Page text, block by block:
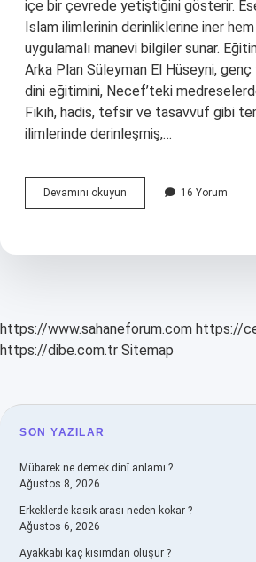
içe bir çevrede yetiştiğini gösterir.
İslam ilimlerinin derinliklerine iner
uygulamalı manevi bilgiler sunar.
Arka Plan Süleyman El Hüseyni, genç
dini eğitimini, Necef’teki
Fıkıh, hadis, tefsir ve tasavvuf gibi
ilimlerinde derinleşmiş,…
Devamını okuyun
Süleyman
nereli
16 Yorum
https://www.sahaneforum.com https://
https://dibe.com.tr Sitemap
SIDEBAR
SON YAZILAR
Mübarek ne demek dinî anlamı ?
Ağustos 8, 2026
Erkeklerde kasık arası neden kokar ?
Ağustos 6, 2026
Ayakkabı kaç kısımdan oluşur ?